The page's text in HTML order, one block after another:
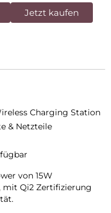
Jetzt kaufen
Charging Station
& Netzteile
von 15W
mit Qi2 Zertifizierung